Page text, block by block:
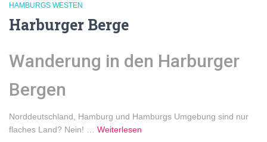
HAMBURGS WESTEN
Harburger Berge
Wanderung in den Harburger
Bergen
Norddeutschland, Hamburg und Hamburgs Umgebung sind nur
flaches Land? Nein! … Weiterlesen